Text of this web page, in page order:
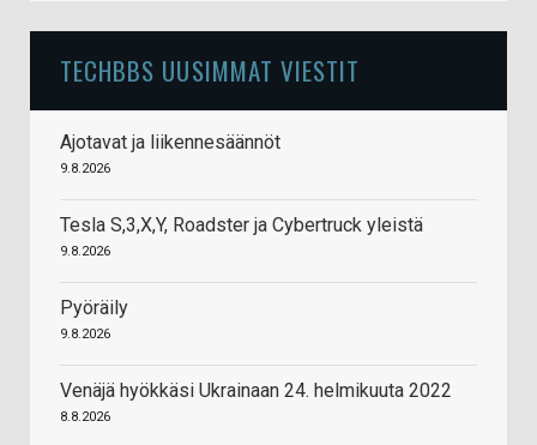
TECHBBS UUSIMMAT VIESTIT
Ajotavat ja liikennesäännöt
9.8.2026
Tesla S,3,X,Y, Roadster ja Cybertruck yleistä
9.8.2026
Pyöräily
9.8.2026
Venäjä hyökkäsi Ukrainaan 24. helmikuuta 2022
8.8.2026